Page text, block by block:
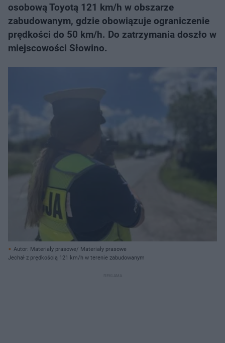
osobową Toyotą 121 km/h w obszarze
zabudowanym, gdzie obowiązuje ograniczenie
prędkości do 50 km/h. Do zatrzymania doszło w
miejscowości Słowino.
Autor: Materiały prasowe/ Materiały prasowe
Jechał z prędkością 121 km/h w terenie zabudowanym